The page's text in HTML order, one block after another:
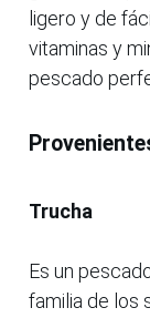
ligero y de
vitaminas y
pescado
Trucha
Es un
familia de los